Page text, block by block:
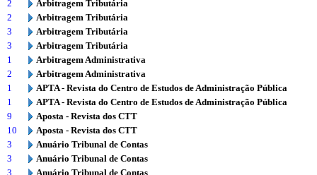
2
Arbitragem Tributária
2
Arbitragem Tributária
3
Arbitragem Tributária
3
Arbitragem Tributária
1
Arbitragem Administrativa
2
Arbitragem Administrativa
1
APTA - Revista do Centro de Estudos de Administração Pública
1
APTA - Revista do Centro de Estudos de Administração Pública
9
Aposta - Revista dos CTT
10
Aposta - Revista dos CTT
3
Anuário Tribunal de Contas
3
Anuário Tribunal de Contas
3
Anuário Tribunal de Contas